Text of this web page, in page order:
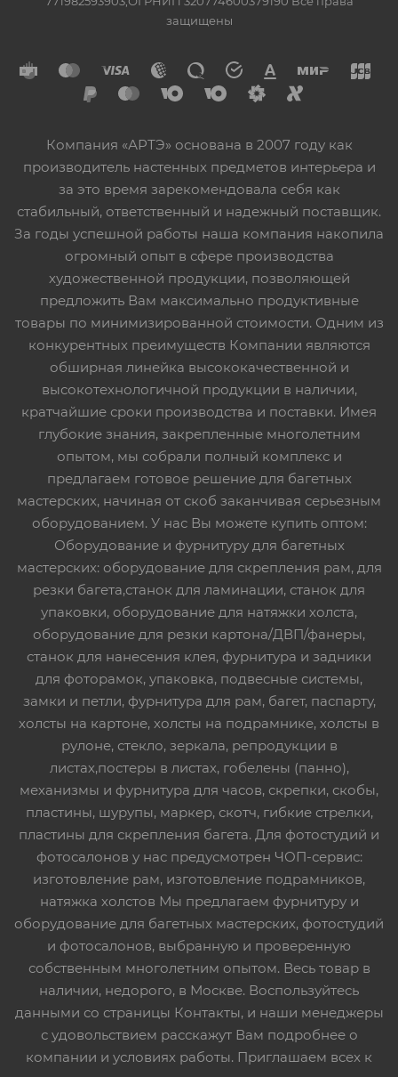
защищены
Компания «АРТЭ» основана в 2007 году как
производитель настенных предметов интерьера и
за это время зарекомендовала себя как
стабильный, ответственный и надежный поставщик.
За годы успешной работы наша компания накопила
огромный опыт в сфере производства
художественной продукции, позволяющей
предложить Вам максимально продуктивные
товары по минимизированной стоимости. Одним из
конкурентных преимуществ Компании являются
обширная линейка высококачественной и
высокотехнологичной продукции в наличии,
кратчайшие сроки производства и поставки. Имея
глубокие знания, закрепленные многолетним
опытом, мы собрали полный комплекс и
предлагаем готовое решение для багетных
мастерских, начиная от скоб заканчивая серьезным
оборудованием. У нас Вы можете купить оптом:
Оборудование и фурнитуру для багетных
мастерских: оборудование для скрепления рам, для
резки багета,станок для ламинации, станок для
упаковки, оборудование для натяжки холста,
оборудование для резки картона/ДВП/фанеры,
станок для нанесения клея, фурнитура и задники
для фоторамок, упаковка, подвесные системы,
замки и петли, фурнитура для рам, багет, паспарту,
холсты на картоне, холсты на подрамнике, холсты в
рулоне, стекло, зеркала, репродукции в
листах,постеры в листах, гобелены (панно),
механизмы и фурнитура для часов, скрепки, скобы,
пластины, шурупы, маркер, скотч, гибкие стрелки,
пластины для скрепления багета. Для фотостудий и
фотосалонов у нас предусмотрен ЧОП-сервис:
изготовление рам, изготовление подрамников,
натяжка холстов Мы предлагаем фурнитуру и
оборудование для багетных мастерских, фотостудий
и фотосалонов, выбранную и проверенную
собственным многолетним опытом. Весь товар в
наличии, недорого, в Москве. Воспользуйтесь
данными со страницы Контакты, и наши менеджеры
с удовольствием расскажут Вам подробнее о
компании и условиях работы. Приглашаем всех к